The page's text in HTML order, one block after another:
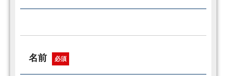
名前 必須